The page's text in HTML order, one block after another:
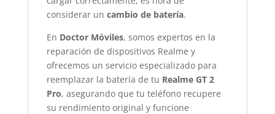
considerar un cambio de batería.
En Doctor Móviles, somos expertos en la
reparación de dispositivos Realme y
ofrecemos un servicio especializado para
reemplazar la batería de tu Realme GT 2
Pro, asegurando que tu teléfono recupere
su rendimiento original y funcione